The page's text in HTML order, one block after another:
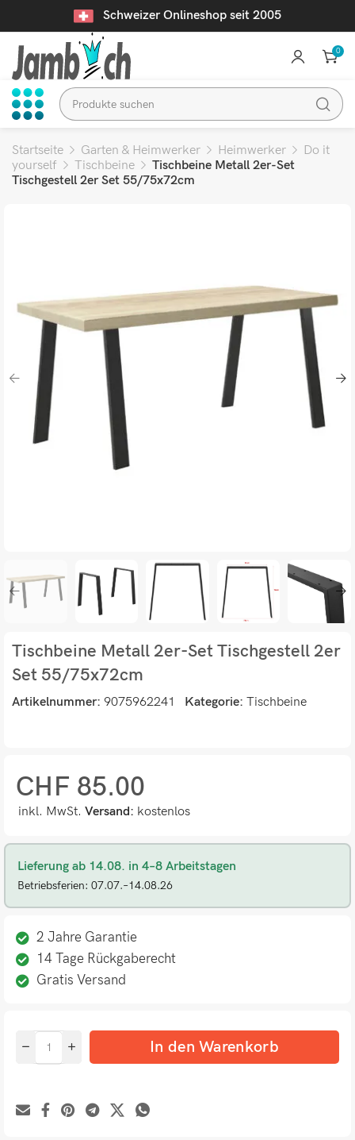
Schweizer Onlineshop seit 2005
0
Startseite Garten & Heimwerker Heimwerker
Do it
yourself
Tischbeine
Tischbeine Metall 2er-Set
Tischgestell 2er Set 55/75x72cm
Tischbeine Metall 2er-Set Tischgestell 2er
Set 55/75x72cm
Artikelnummer: 9075962241 Kategorie: Tischbeine
CHF 85.00
inkl. MwSt. Versand: kostenlos
Lieferung ab 14.08. in 4–8 Arbeitstagen
Betriebsferien: 07.07.–14.08.26
2 Jahre Garantie
14 Tage Rückgaberecht
Gratis Versand
In den Warenkorb